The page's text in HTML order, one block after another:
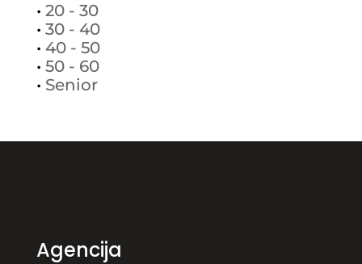
• 20 - 30
• 30 - 40
• 40 - 50
• 50 - 60
• Senior
Agencija